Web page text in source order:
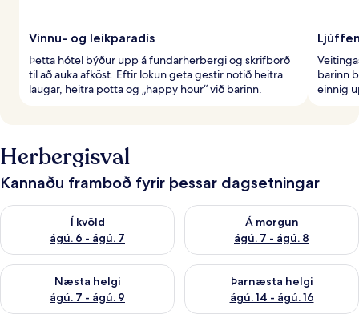
Vinnu- og leikparadís
Þetta hótel býður upp á fundarherbergi og skrifborð
til að auka afköst. Eftir lokun geta gestir notið heitra
laugar, heitra potta og „happy hour“ við barinn.
barinn
einnig
Herbergisval
Kannaðu framboð fyrir þessar dagsetningar
Í kvöld
ágú. 6 - ágú. 7
Athuga framboð í kvöld ágú. 6 - ágú. 7
Á morgun
ágú. 7 - ágú. 8
Athuga framboð á morgun
Næsta helgi
ágú. 7 - ágú. 9
Athuga framboð næstu helgi ágú. 7 - ágú. 9
Þarnæsta helgi
ágú. 14 - ágú. 16
Athuga framboð þarnæstu